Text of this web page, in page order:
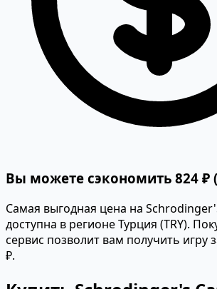
Вы можете сэкономить 824 ₽
Самая выгодная цена на
доступна в регионе Турция (TRY).
сервис позволит вам получить игру
₽.